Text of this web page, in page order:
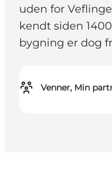
uden for
kendt siden
bygning er dog
Venner, Min